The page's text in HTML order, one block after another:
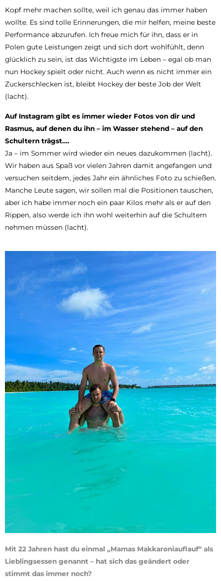
Kopf mehr machen sollte, weil ich genau das immer haben
wollte. Es sind tolle Erinnerungen, die mir helfen, meine beste
Performance abzurufen. Ich freue mich für ihn, dass er in
Polen gute Leistungen zeigt und sich dort wohlfühlt, denn
glücklich zu sein, ist das Wichtigste im Leben – egal ob man
nun Hockey spielt oder nicht. Auch wenn es nicht immer ein
Zuckerschlecken ist, bleibt Hockey der beste Job der Welt
(lacht).
Auf Instagram gibt es immer wieder Fotos von dir und
Rasmus, auf denen du ihn – im Wasser stehend – auf den
Schultern trägst….
Ja – im Sommer wird wieder ein neues dazukommen (lacht).
Wir haben aus Spaß vor vielen Jahren damit angefangen und
versuchen seitdem, jedes Jahr ein ähnliches Foto zu schießen.
Manche Leute sagen, wir sollen mal die Positionen tauschen,
aber ich habe immer noch ein paar Kilos mehr als er auf den
Rippen, also werde ich ihn wohl weiterhin auf die Schultern
nehmen müssen (lacht).
Mit 22 Jahren hast du einmal „Mamas Makkaroniauflauf“ als
Lieblingsessen genannt – hat sich das geändert oder
stimmt das immer noch?